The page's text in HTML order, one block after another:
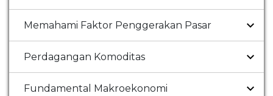
Memahami Faktor Penggerakan Pasar
Perdagangan Komoditas
Fundamental Makroekonomi